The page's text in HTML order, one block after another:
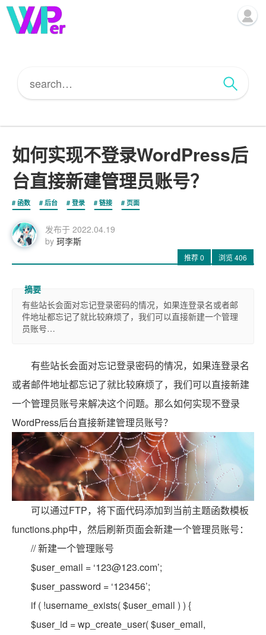
如何实现不登录WordPress后
台直接新建管理员账号？
函数 后台 登录 链接 页面
发布于 2022.04.19
by 珂李斯
推荐0 浏览406
有些站长会面对忘记登录密码的情况，如果连登录名或者邮
件地址都忘记了就比较麻烦了，我们可以直接新建一个管理
员账号…
有些站长会面对忘记登录密码的情况，如果连登录名
或者邮件地址都忘记了就比较麻烦了，我们可以直接新建
一个管理员账号来解决这个问题。那么如何实现不登录
WordPress后台直接新建管理员账号？
可以通过FTP，将下面代码添加到当前主题函数模板
functions.php中，然后刷新页面会新建一个管理员账号：
// 新建一个管理账号
$user_email = ‘123@123.com’;
$user_password = ‘123456’;
if ( !username_exists( $user_email ) ) {
$user_id = wp_create_user( $user_email,